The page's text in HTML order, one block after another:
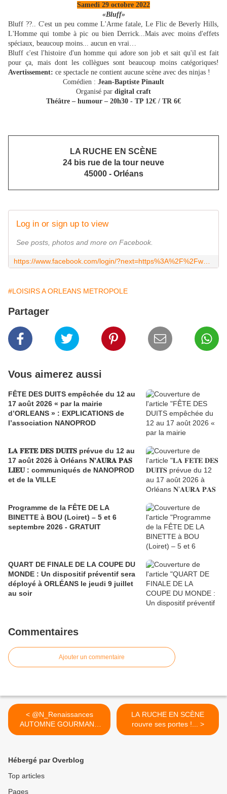
Samedi 29 octobre 2022
«Bluff»
Bluff ??.. C'est un peu comme L'Arme fatale, Le Flic de Beverly Hills,
L'Homme qui tombe à pic ou bien Derrick...Mais avec moins d'effets
spéciaux, beaucoup moins... aucun en vrai…
Bluff c'est l'histoire d'un homme qui adore son job et sait qu'il est fait
pour ça, mais dont les collègues sont beaucoup moins catégoriques!
Avertissement: ce spectacle ne contient aucune scène avec des ninjas !
Comédien : Jean-Baptiste Pinault
Organisé par digital craft
Théâtre – humour – 20h30 - TP 12€ / TR 6€
LA RUCHE EN SCÈNE
24 bis rue de la tour neuve
45000 - Orléans
Log in or sign up to view
See posts, photos and more on Facebook.
#LOISIRS A ORLEANS METROPOLE
Partager
Vous aimerez aussi
FÊTE DES DUITS empêchée du 12 au
17 août 2026 « par la mairie
d’ORLEANS » : EXPLICATIONS de
l’association NANOPROD
𝐋𝐀 𝐅𝐄𝐓𝐄 𝐃𝐄𝐒 𝐃𝐔𝐈𝐓𝐒 prévue du 12 au
17 août 2026 à Orléans 𝐍’𝐀𝐔𝐑𝐀 𝐏𝐀𝐒
𝐋𝐈𝐄𝐔 : communiqués de NANOPROD
et de la VILLE
Programme de la FÊTE DE LA
BINETTE à BOU (Loiret) – 5 et 6
septembre 2026 - GRATUIT
QUART DE FINALE DE LA COUPE DU
MONDE : Un dispositif préventif sera
déployé à ORLÉANS le jeudi 9 juillet
au soir
Commentaires
Ajouter un commentaire
< @N_Renaissances
AUTOMNE GOURMAND
en...
LA RUCHE EN SCÈNE
rouvre ses portes !... >
Hébergé par Overblog
Top articles
Pages